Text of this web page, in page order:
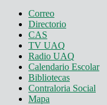
Correo
Directorio
CAS
TV UAQ
Radio UAQ
Calendario Escolar
Bibliotecas
Contraloria Social
Mapa